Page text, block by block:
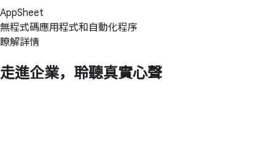
AppSheet
無程式碼應用程式和自動化程序
瞭解詳情
走進企業，聆聽真實心聲